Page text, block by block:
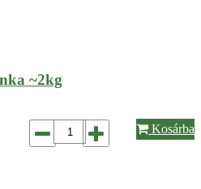
~2kg
Kosárba